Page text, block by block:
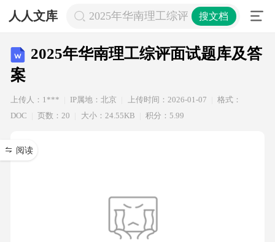
人人文库 2025年华南理工综评面试题库及答案
搜文档
2025年华南理工综评面试题库及答
案
上传人：1*** IP属地：北京 上传时间：2026-01-07
格式：
DOC
页数：20 大小：24.55KB 积分：5.99
阅读